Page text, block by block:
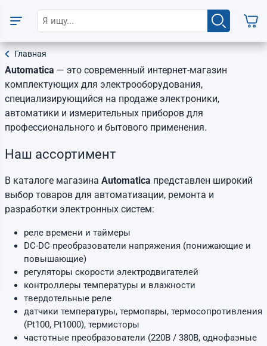
Главная
Automatica — это современный интернет-магазин
комплектующих для электрооборудования,
специализирующийся на продаже электроники,
автоматики и измерительных приборов для
профессионального и бытового применения.
Наш ассортимент
В каталоге магазина Automatica представлен широкий
выбор товаров для автоматизации, ремонта и
разработки электронных систем:
реле времени и таймеры
DC-DC преобразователи напряжения (понижающие и
повышающие)
регуляторы скорости электродвигателей
контроллеры температуры и влажности
твердотельные реле
датчики температуры, термопары, термосопротивления
(Pt100, Pt1000), термисторы
частотные преобразователи (220В / 380В, однофазные